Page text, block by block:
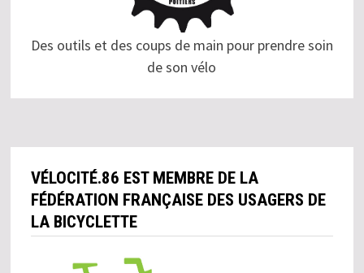
Des outils et des coups de main pour prendre soin
de son vélo
VÉLOCITÉ.86 EST MEMBRE DE LA
FÉDÉRATION FRANÇAISE DES USAGERS DE
LA BICYCLETTE